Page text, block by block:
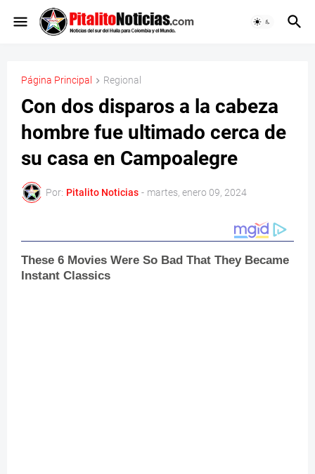
Página Principal Regional
Con dos disparos a la cabeza
hombre fue ultimado cerca de
su casa en Campoalegre
Por: Pitalito Noticias - martes, enero 09, 2024